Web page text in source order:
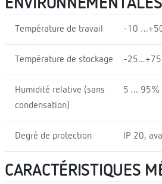
ENVIRONNEMENTALES
Température de travail -10
Température de stockage -25...+75
Humidité relative (sans
condensation)
5 ... 95%
Degré de protection IP 20,
CARACTÉRISTIQUES